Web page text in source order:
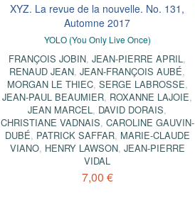
XYZ. La revue de la nouvelle. No. 131,
Automne 2017
YOLO (You Only Live Once)
FRANÇOIS JOBIN,JEAN-PIERRE APRIL ,
RENAUD JEAN,JEAN-FRANÇOIS AUBÉ,
MORGAN LE THIEC, SERGE LABROSSE,
JEAN-PAUL BEAUMIER, ROXANNE LAJOIE,
JEAN MARCEL , DAVID DORAIS,
CHRISTIANE VADNAIS, CAROLINE GAUVIN-
DUBÉ, PATRICK SAFFAR, MARIE-CLAUDE
VIANO, HENRY LAWSON, JEAN-PIERRE
VIDAL
7,00 €